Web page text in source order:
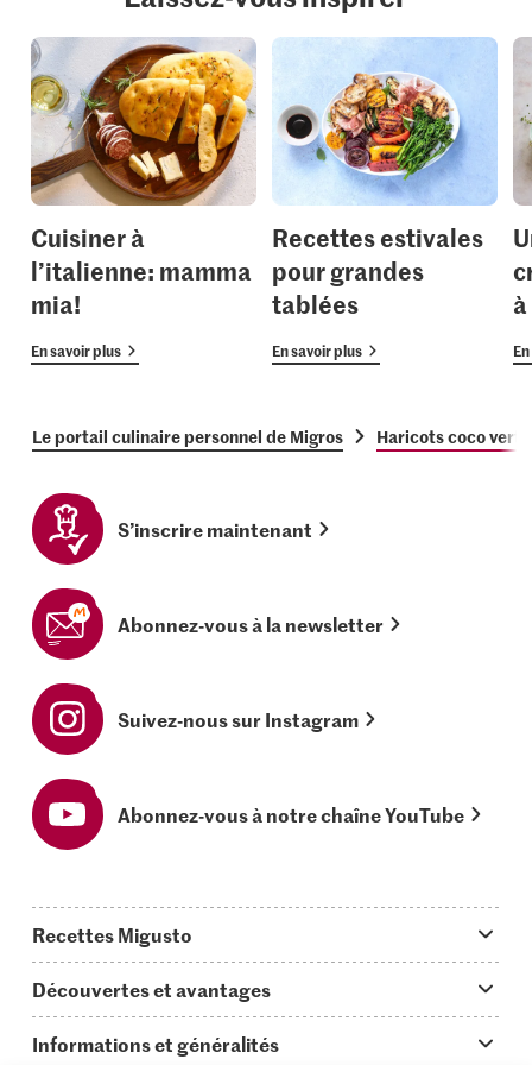
Cuisiner à
l’italienne: mamma
mia!
En savoir plus
Recettes estivales
pour grandes
tablées
En savoir plus
Le portail culinaire personnel de Migros Haricots coco
S’inscrire maintenant
Abonnez-vous à la newsletter
Suivez-nous sur Instagram
Abonnez-vous à notre chaîne YouTube
Recettes Migusto
Idées de menus
Découvertes et avantages
Informations et généralités